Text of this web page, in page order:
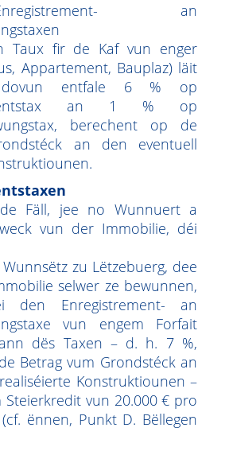
an
Taux fir de Kaf vun enger
Appartement, Bauplaz) läit
entfale 6 % op
an 1 % op
berechent op de
an den eventuell
Fäll, jee no Wunnuert a
vun der Immobilie, déi
Wunnsëtz zu Lëtzebuerg, dee
selwer ze bewunnen,
den Enregistrement- an
vun engem Forfait
dës Taxen – d. h. 7 %,
Betrag vum Grondstéck an
Konstruktiounen –
vun 20.000 € pro
ënnen, Punkt D. Bëllegen